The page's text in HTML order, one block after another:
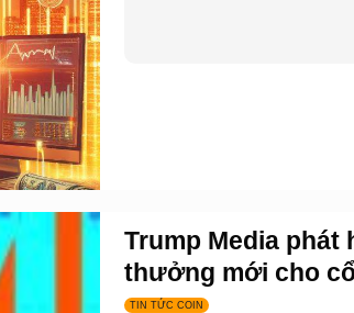
Trump Media phát
thưởng mới cho
TIN TỨC COIN